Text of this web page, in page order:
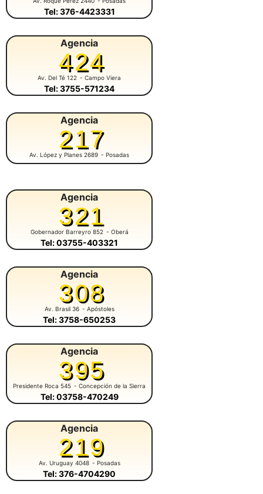
Tel: 376-4423331
Agencia
424
Av. Del Té 122 - Campo Viera
Tel: 3755-571234
Agencia
217
Av. López y Planes 2689 - Posadas
Agencia
321
Gobernador Barreyro 852 - Oberá
Tel: 03755-403321
Agencia
308
Av. Brasil 36 - Apóstoles
Tel: 3758-650253
Agencia
395
Presidente Roca 545 - Concepción de la Sierra
Tel: 03758-470249
Agencia
219
Av. Uruguay 4048 - Posadas
Tel: 376-4704290